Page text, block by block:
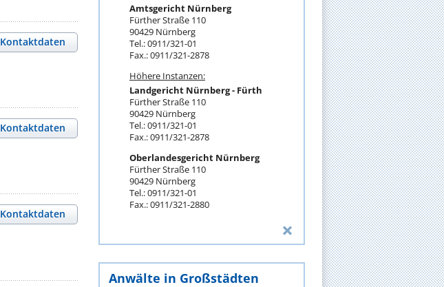
Kontaktdaten
Kontaktdaten
Kontaktdaten
Amtsgericht Nürnberg
Fürther Straße 110
90429 Nürnberg
Tel.: 0911/321-01
Fax.: 0911/321-2878
Höhere Instanzen:
Landgericht Nürnberg - Fürth
Fürther Straße 110
90429 Nürnberg
Tel.: 0911/321-01
Fax.: 0911/321-2878
Oberlandesgericht Nürnberg
Fürther Straße 110
90429 Nürnberg
Tel.: 0911/321-01
Fax.: 0911/321-2880
Anwälte in Großstädten